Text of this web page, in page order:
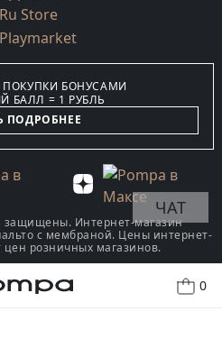
0
БОНУСАМИ
БАЛЛ = 1 РУБЛЬ
ПОДРОБНЕЕ
защищены. Интернет-магазин
с мембраной. Цены интернет-
цен розничных магазинов.
ЧАТ